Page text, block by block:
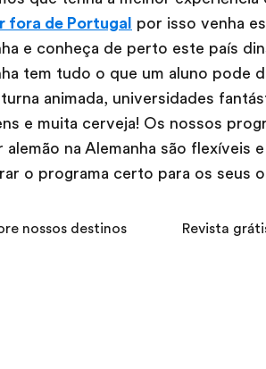
fora de Portugal
por isso venha
e conheça de perto este país
tem tudo o que um aluno pode
animada, universidades
e muita cerveja! Os nossos
alemão na Alemanha são flexíveis
o programa certo para os seus
nossos destinos Revista